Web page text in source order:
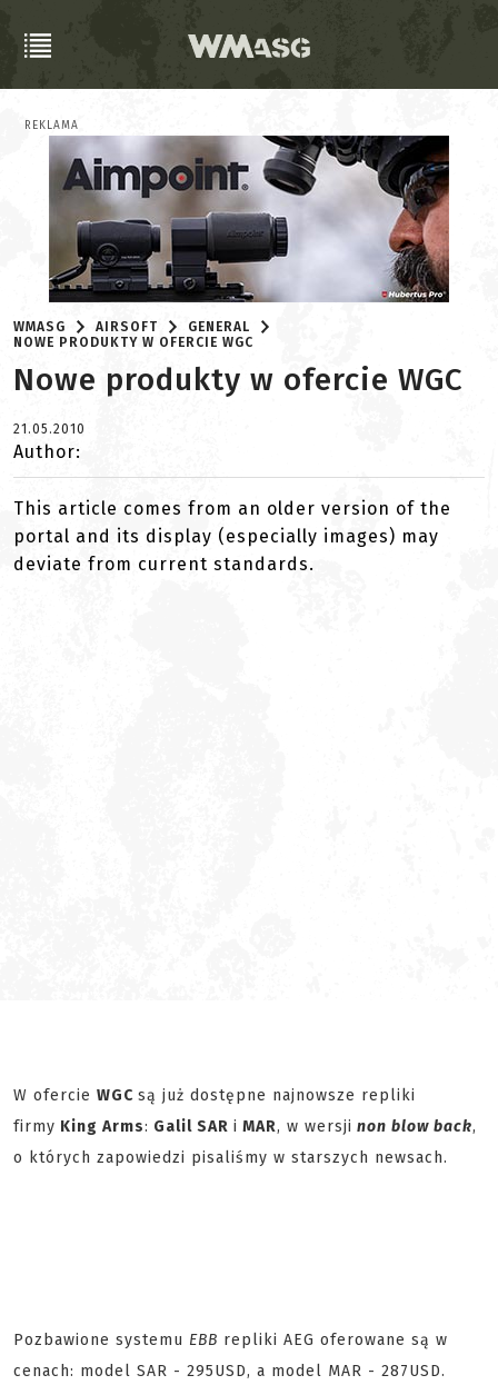
REKLAMA
WMASG AIRSOFT
GENERAL
NOWE PRODUKTY W OFERCIE WGC
Nowe produkty w ofercie WGC
21.05.2010
Author:
This article comes from an older version of the
portal and its display (especially images) may
deviate from current standards.
W ofercie WGC są już dostępne najnowsze repliki
firmy King Arms: Galil SAR i MAR, w wersji non blow back,
o których zapowiedzi pisaliśmy w starszych newsach.
Pozbawione systemu EBB repliki AEG oferowane są w
cenach: model SAR - 295USD, a model MAR - 287USD.